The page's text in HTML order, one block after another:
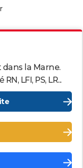
la Marne.
LFI, PS, LR...